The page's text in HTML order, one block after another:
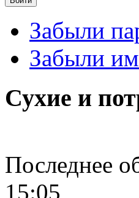
Забыли
Забыли
Сухие и
Последнее
15:05